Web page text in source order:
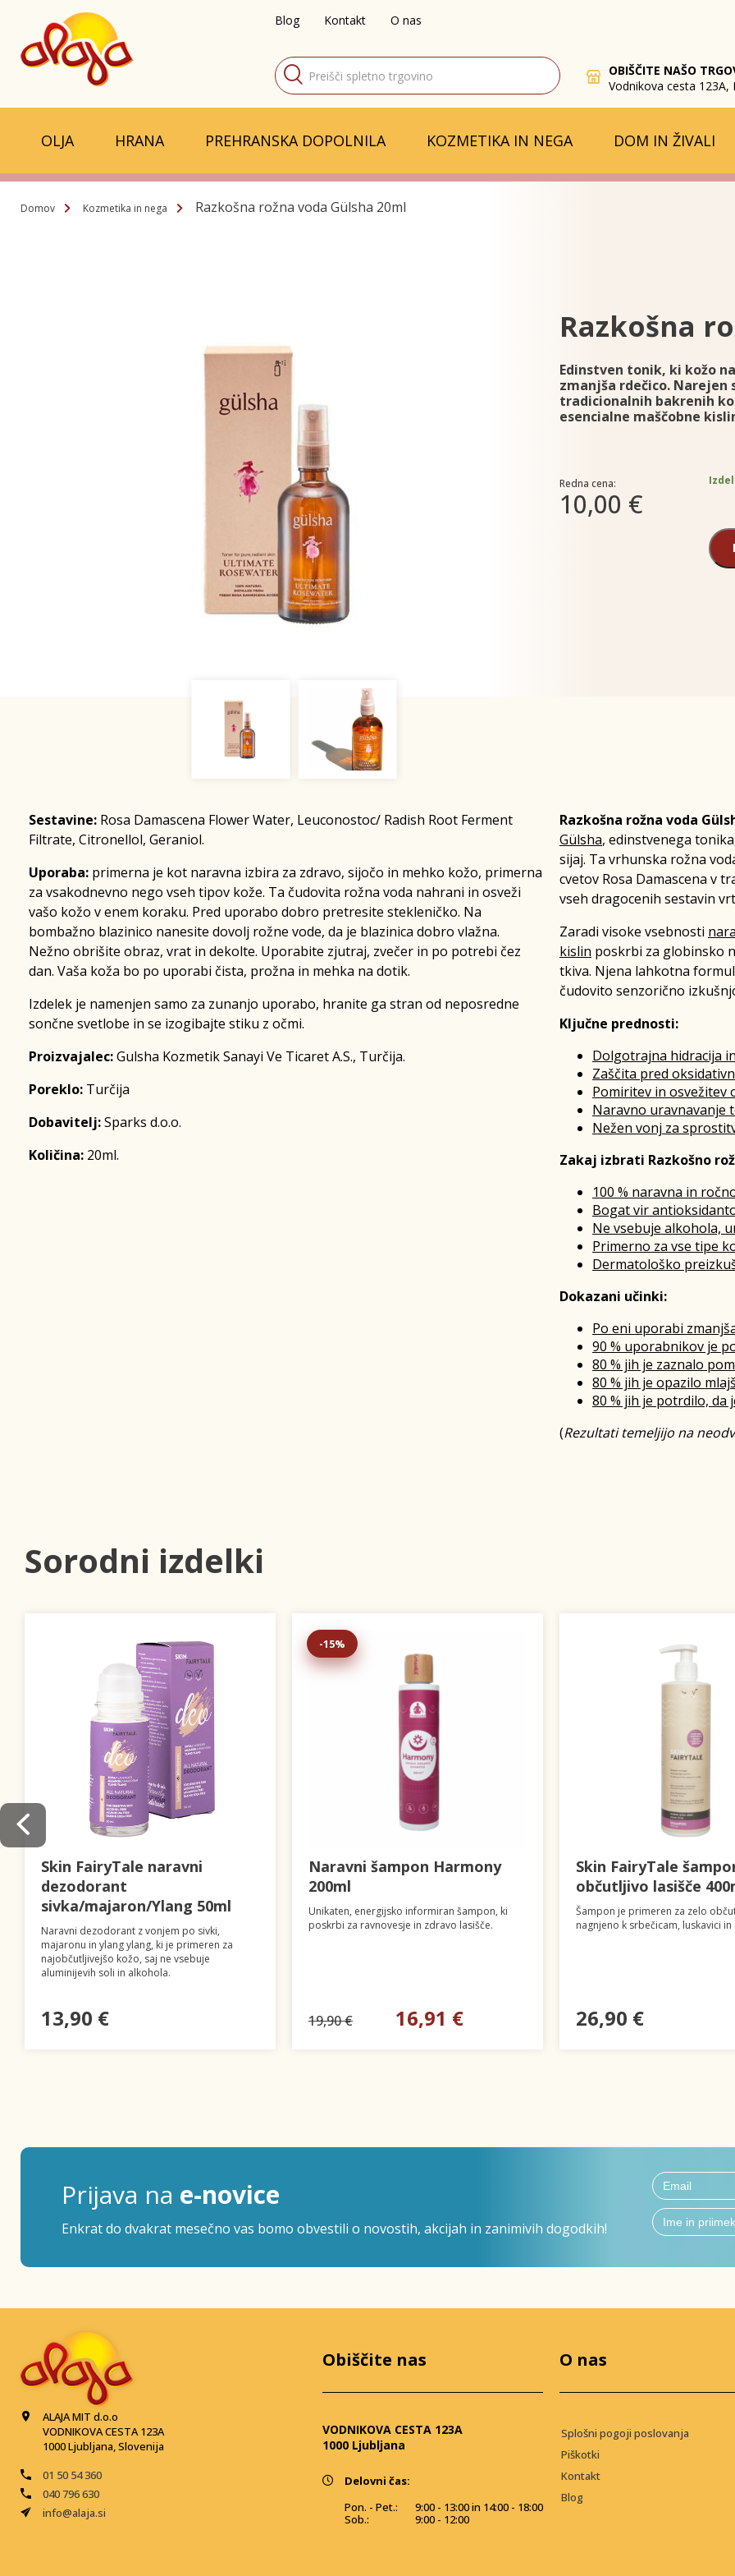
Blog Kontakt O nas
Products
search
OBIŠČITE NAŠO
Vodnikova cesta 123A,
OLJA HRANA PREHRANSKA DOPOLNILA KOZMETIKA IN NEGA DOM IN ŽIVALI
Domov Kozmetika in nega Razkošna rožna voda Gülsha 20ml
Razkošna
Edinstven tonik, ki kožo
zmanjša rdečico. Narejen
tradicionalnih bakrenih
esencialne maščobne
Redna cena:
10,00 €
Sestavine: Rosa Damascena Flower Water, Leuconostoc/ Radish Root Ferment
Filtrate, Citronellol, Geraniol.
Uporaba: primerna je kot naravna izbira za zdravo, sijočo in mehko kožo, primerna
za vsakodnevno nego vseh tipov kože. Ta čudovita rožna voda nahrani in osveži
vašo kožo v enem koraku. Pred uporabo dobro pretresite stekleničko. Na
bombažno blazinico nanesite dovolj rožne vode, da je blazinica dobro vlažna.
Nežno obrišite obraz, vrat in dekolte. Uporabite zjutraj, zvečer in po potrebi čez
dan. Vaša koža bo po uporabi čista, prožna in mehka na dotik.
Izdelek je namenjen samo za zunanjo uporabo, hranite ga stran od neposredne
sončne svetlobe in se izogibajte stiku z očmi.
Proizvajalec:Gulsha Kozmetik Sanayi Ve Ticaret A.S., Turčija.
Poreklo: Turčija
Dobavitelj:Sparks d.o.o.
Količina: 20ml.
Razkošna rožna voda
Gülsha, edinstvenega
sijaj. Ta vrhunska rožna
cvetov Rosa Damascena v
vseh dragocenih sestavin
Zaradi visoke vsebnosti
kislin poskrbi za globinsko
tkiva. Njena lahkotna
čudovito senzorično
Ključne prednosti:
Dolgotrajna hidracija
Zaščita pred
Pomiritev in osvežitev
Naravno uravnavanje
Nežen vonj za
Zakaj izbrati Razkošno
100 % naravna in
Bogat vir
Ne vsebuje alkohola,
Primerno za vse tipe
Dermatološko
Dokazani učinki:
Po eni uporabi
90 % uporabnikov je
80 % jih je zaznalo
80 % jih je opazilo
80 % jih je potrdilo, da
(Rezultati temeljijo na
Sorodni izdelki
Skin FairyTale naravni
dezodorant
sivka/majaron/Ylang 50ml
Naravni dezodorant z vonjem po sivki,
majaronu in ylang ylang, ki je primeren za
najobčutljivejšo kožo, saj ne vsebuje
aluminijevih soli in alkohola.
13,90 €
-15%
Naravni šampon Harmony
200ml
Unikaten, energijsko informiran šampon, ki
poskrbi za ravnovesje in zdravo lasišče.
19,90 € 16,91 €
Skin FairyTale
občutljivo lasišče
Šampon je primeren za zelo
nagnjeno k srbečicam, luskavici
26,90 €
Prijava na e-novice
Enkrat do dvakrat mesečno vas bomo obvestili o novostih, akcijah in zanimivih dogodkih!
ALAJA MIT d.o.o
VODNIKOVA CESTA 123A
1000 Ljubljana, Slovenija
01 50 54 360
040 796 630
info@alaja.si
Obiščite nas
VODNIKOVA CESTA 123A
1000 Ljubljana
Delovni čas:
Pon. - Pet.:
Sob.:
9:00 - 13:00 in 14:00 - 18:00
9:00 - 12:00
O nas
Splošni pogoji poslovanja
Piškotki
Kontakt
Blog